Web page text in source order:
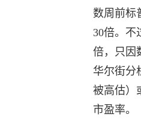
数周前标
30倍。不
倍，只因
华尔街分
被高估）
市盈率。